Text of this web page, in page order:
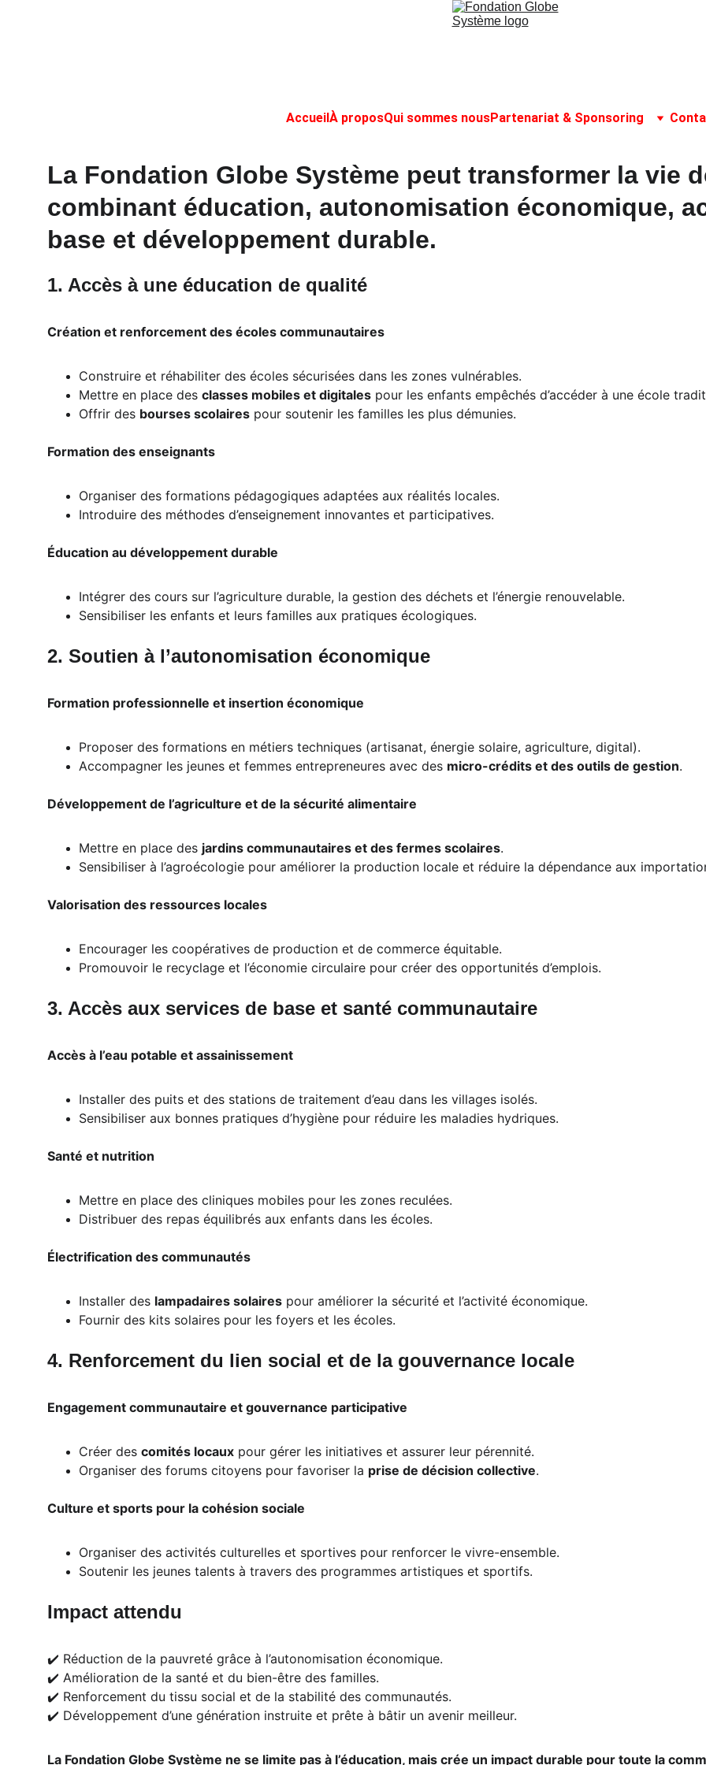
AccueilÀ proposQui sommes nousPartenariat & Sponsoring
La Fondation Globe Système peut transformer la vie
combinant éducation, autonomisation économique,
base et développement durable.
1. Accès à une éducation de qualité
Création et renforcement des écoles communautaires
Construire et réhabiliter des écoles sécurisées dans les zones vulnérables.
Mettre en place des classes mobiles et digitales pour les enfants empêchés d’accéder à une école
Offrir des bourses scolaires pour soutenir les familles les plus démunies.
Formation des enseignants
Organiser des formations pédagogiques adaptées aux réalités locales.
Introduire des méthodes d’enseignement innovantes et participatives.
Éducation au développement durable
Intégrer des cours sur l’agriculture durable, la gestion des déchets et l’énergie renouvelable.
Sensibiliser les enfants et leurs familles aux pratiques écologiques.
2. Soutien à l’autonomisation économique
Formation professionnelle et insertion économique
Proposer des formations en métiers techniques (artisanat, énergie solaire, agriculture, digital).
Accompagner les jeunes et femmes entrepreneures avec des micro-crédits et des outils de gestion.
Développement de l’agriculture et de la sécurité alimentaire
Mettre en place des jardins communautaires et des fermes scolaires.
Sensibiliser à l’agroécologie pour améliorer la production locale et réduire la dépendance aux
Valorisation des ressources locales
Encourager les coopératives de production et de commerce équitable.
Promouvoir le recyclage et l’économie circulaire pour créer des opportunités d’emplois.
3. Accès aux services de base et santé communautaire
Accès à l’eau potable et assainissement
Installer des puits et des stations de traitement d’eau dans les villages isolés.
Sensibiliser aux bonnes pratiques d’hygiène pour réduire les maladies hydriques.
Santé et nutrition
Mettre en place des cliniques mobiles pour les zones reculées.
Distribuer des repas équilibrés aux enfants dans les écoles.
Électrification des communautés
Installer des lampadaires solaires pour améliorer la sécurité et l’activité économique.
Fournir des kits solaires pour les foyers et les écoles.
4. Renforcement du lien social et de la gouvernance locale
Engagement communautaire et gouvernance participative
Créer des comités locaux pour gérer les initiatives et assurer leur pérennité.
Organiser des forums citoyens pour favoriser la prise de décision collective.
Culture et sports pour la cohésion sociale
Organiser des activités culturelles et sportives pour renforcer le vivre-ensemble.
Soutenir les jeunes talents à travers des programmes artistiques et sportifs.
Impact attendu
✔️ Réduction de la pauvreté grâce à l’autonomisation économique.
✔️ Amélioration de la santé et du bien-être des familles.
✔️ Renforcement du tissu social et de la stabilité des communautés.
✔️ Développement d’une génération instruite et prête à bâtir un avenir meilleur.
La Fondation Globe Système ne se limite pas à l’éducation, mais crée un impact durable pour toute la